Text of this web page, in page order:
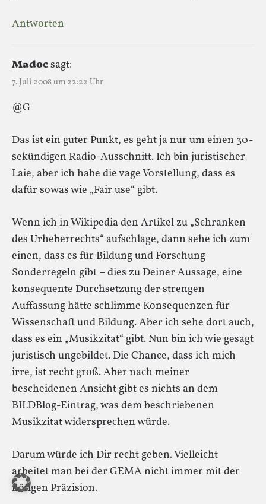
Antworten
Madocsagt:
7. Juli 2008 um 22:22 Uhr
@G
Das ist ein guter Punkt, es geht ja nur um einen 30-
sekündigen Radio-Ausschnitt. Ich bin juristischer
Laie, aber ich habe die vage Vorstellung, dass es
dafür sowas wie „Fair use“ gibt.
Wenn ich in Wikipedia den Artikel zu „Schranken
des Urheberrechts“ aufschlage, dann sehe ich zum
einen, dass es für Bildung und Forschung
Sonderregeln gibt – dies zu Deiner Aussage, eine
konsequente Durchsetzung der strengen
Auffassung hätte schlimme Konsequenzen für
Wissenschaft und Bildung. Aber ich sehe dort auch,
dass es ein „Musikzitat“ gibt. Nun bin ich wie gesagt
juristisch ungebildet. Die Chance, dass ich mich
irre, ist recht groß. Aber nach meiner
bescheidenen Ansicht gibt es nichts an dem
BILDBlog-Eintrag, was dem beschriebenen
Musikzitat widersprechen würde.
Darum würde ich Dir recht geben. Vielleicht
arbeitet man bei der GEMA nicht immer mit der
nötigen Präzision.